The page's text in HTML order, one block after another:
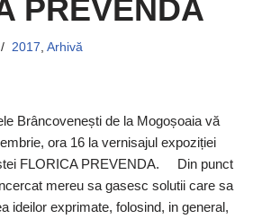
PREVENDA
2017 Arhivă
Brâncovenești de la Mogoșoaia vă
ora 16 la vernisajul expoziției
FLORICA PREVENDA. Din punct
mereu sa gasesc solutii care sa
ideilor exprimate, folosind, in general,